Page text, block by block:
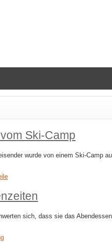
Ski-​Camp
wurde von einem Ski-Camp
sich, dass sie das